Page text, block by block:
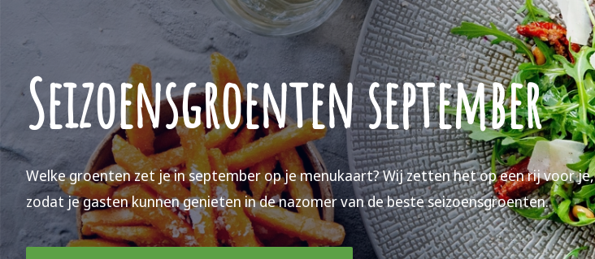
Seizoensgroenten september
Welke groenten zet je in september op je menukaart? Wij zetten het op een rij voor je,
zodat je gasten kunnen genieten in de nazomer van de beste seizoensgroenten.